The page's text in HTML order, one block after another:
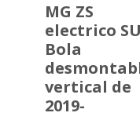
MG ZS
electrico
Bola
vertical de
2019-